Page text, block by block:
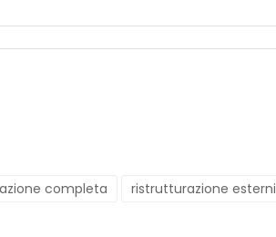
completa
ristrutturazione esterni